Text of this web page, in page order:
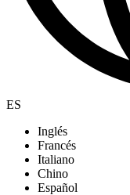
ES
Inglés
Francés
Italiano
Chino
Español